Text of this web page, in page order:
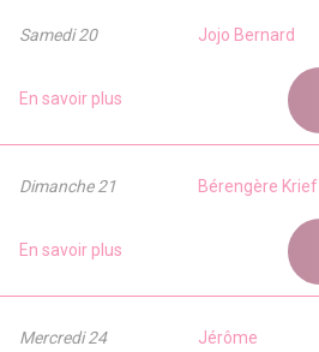
Samedi 20 Jojo Bernard
En savoir plus
Dimanche 21 Bérengère Krief
En savoir plus
Mercredi 24
Jérôme